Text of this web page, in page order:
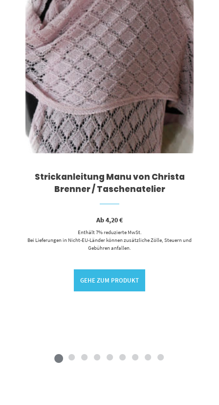
Strickanleitung Manu von Christa
Brenner / Taschenatelier
Ab4,20€
Enthält 7% reduzierte MwSt.
Bei Lieferungen in Nicht-EU-Länder können zusätzliche Zölle, Steuern und
Gebühren anfallen.
GEHE ZUM PRODUKT